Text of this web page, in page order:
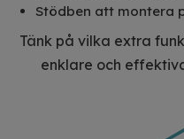
Stödben att montera
Tänk på vilka extra
enklare och